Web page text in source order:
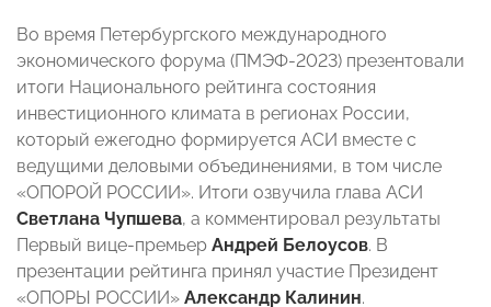
Во время Петербургского международного
экономического форума (ПМЭФ-2023) презентовали
итоги Национального рейтинга состояния
инвестиционного климата в регионах России,
который ежегодно формируется АСИ вместе с
ведущими деловыми объединениями, в том числе
«ОПОРОЙ РОССИИ». Итоги озвучила глава АСИ
Светлана Чупшева, а комментировал результаты
Первый вице-премьер Андрей Белоусов. В
презентации рейтинга принял участие Президент
«ОПОРЫ РОССИИ» Александр Калинин.